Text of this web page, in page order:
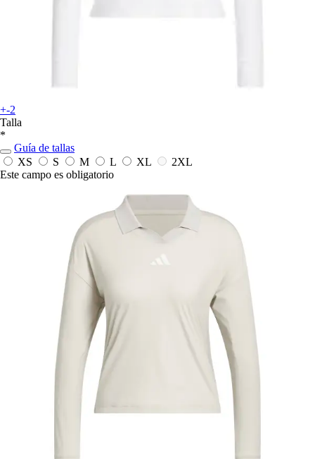
+-2
Talla
*
Guía de tallas
XS
S M L XL
2XL
Este campo es obligatorio